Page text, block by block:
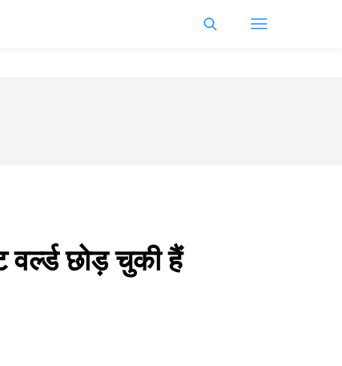
छोड़ चुकी हैं